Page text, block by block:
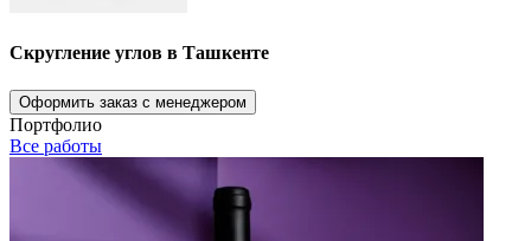
Скругление углов в Ташкенте
Оформить заказ с менеджером
Портфолио
Все работы